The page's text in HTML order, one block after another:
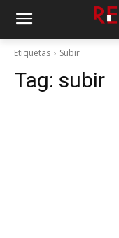
Etiquetas Subir
Tag: subir